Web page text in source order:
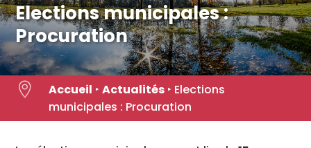
Elections municipales :
Procuration
 Accueil ‣ Actualités‣ Elections
municipales : Procuration